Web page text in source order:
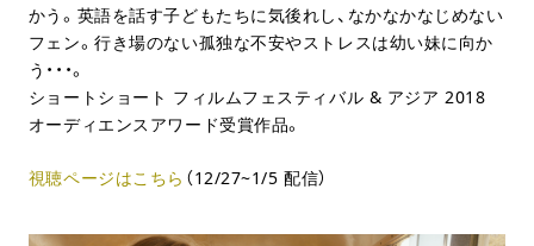
かう。英語を話す子どもたちに気後れし、なかなかなじめない
フェン。行き場のない孤独な不安やストレスは幼い妹に向か
う・・・。
ショートショート フィルムフェスティバル & アジア 2018
オーディエンスアワード受賞作品。
視聴ページはこちら （12/27~1/5 配信）